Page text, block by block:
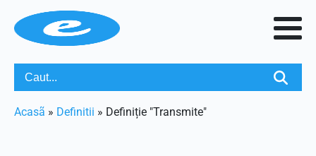
Acasã » Definitii » Definiție "Transmite"